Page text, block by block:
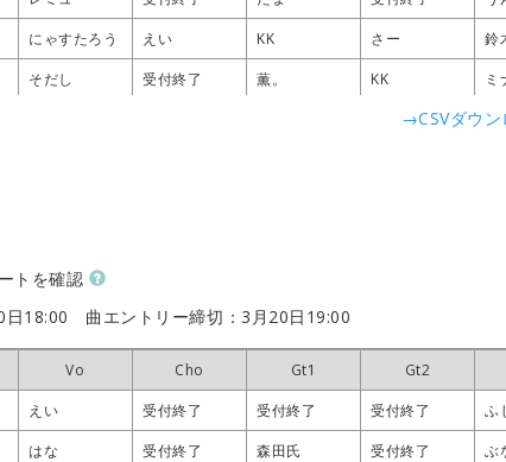
にゃすたろう えい KK さー 鈴
そだし 受付終了 薫。 KK ミ
受付終了 つ
そだし
まかろん 受付終了 KK
グチくん 受付終了 受付終了
おか KK KK おか ふ
まる えい おか ちゃいた あ
にゃすたろう えい KK さー 鈴
そだし 受付終了 薫。 KK ミ
受付終了 つ
そだし
まかろん 受付終了 KK
グチくん 受付終了 受付終了
おか KK KK おか ふ
まる えい おか ちゃいた あ
にゃすたろう えい KK さー 鈴
そだし 受付終了 薫。 KK ミ
受付終了 つ
そだし
まかろん 受付終了 KK
グチくん 受付終了 受付終了
おか KK KK おか ふ
まる えい おか ちゃいた あ
にゃすたろう えい KK さー 鈴
そだし 受付終了 薫。 KK ミ
受付終了 つ
そだし
まかろん 受付終了 KK
グチくん 受付終了 受付終了
おか KK KK おか ふ
まる えい おか ちゃいた あ
→CSVダウン
トを確認
日18:00 曲エントリー締切：3月20日19:00
Vo Cho Gt1 Gt2
えい 受付終了 受付終了 受付終了 ふ
はな 受付終了 森田氏 受付終了 ぶ
Vo Cho Gt1 Gt2
えい 受付終了 受付終了 受付終了 ふ
はな 受付終了 森田氏 受付終了 ぶ
Vo Cho Gt1 Gt2
えい 受付終了 受付終了 受付終了 ふ
はな 受付終了 森田氏 受付終了 ぶ
Vo Cho Gt1 Gt2
えい 受付終了 受付終了 受付終了 ふ
はな 受付終了 森田氏 受付終了 ぶ